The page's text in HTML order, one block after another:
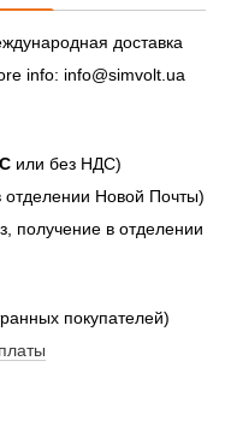
доставка
info: info@simvolt.ua
или без НДС)
Новой Почты)
получение в отделении
покупателей)